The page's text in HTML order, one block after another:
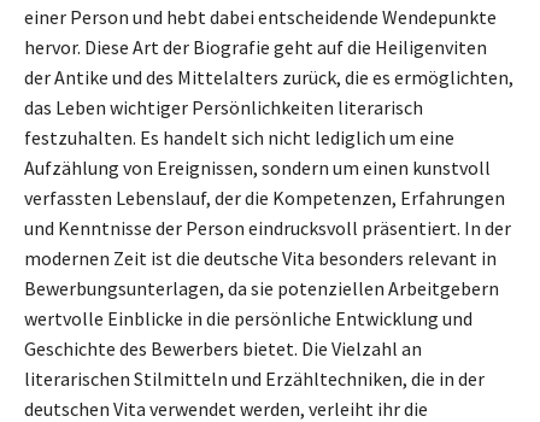
einer Person und hebt dabei entscheidende Wendepunkte
hervor. Diese Art der Biografie geht auf die Heiligenviten
der Antike und des Mittelalters zurück, die es ermöglichten,
das Leben wichtiger Persönlichkeiten literarisch
festzuhalten. Es handelt sich nicht lediglich um eine
Aufzählung von Ereignissen, sondern um einen kunstvoll
verfassten Lebenslauf, der die Kompetenzen, Erfahrungen
und Kenntnisse der Person eindrucksvoll präsentiert. In der
modernen Zeit ist die deutsche Vita besonders relevant in
Bewerbungsunterlagen, da sie potenziellen Arbeitgebern
wertvolle Einblicke in die persönliche Entwicklung und
Geschichte des Bewerbers bietet. Die Vielzahl an
literarischen Stilmitteln und Erzähltechniken, die in der
deutschen Vita verwendet werden, verleiht ihr die